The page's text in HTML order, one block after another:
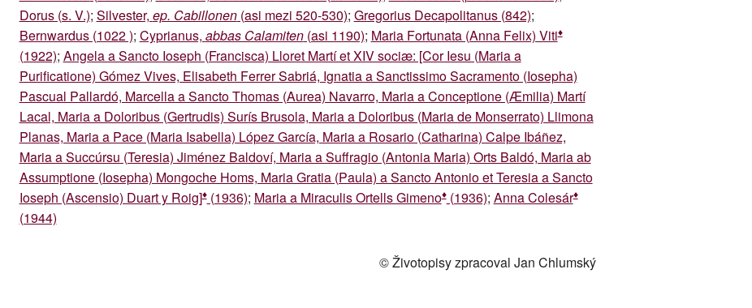
Dorus (s. V.); Silvester, ep. Cabillonen(asi mezi 520-530); Gregorius Decapolitanus (842);
Bernwardus (1022 ); Cyprianus, abbas Calamiten(asi 1190); Maria Fortunata (Anna Felix) Viti♦
(1922); Angela a Sancto Ioseph (Francisca) Lloret Martí et XIV sociæ: [Cor Iesu (Maria a
Purificatione) Gómez Vives, Elisabeth Ferrer Sabriá, Ignatia a Sanctissimo Sacramento (Iosepha)
Pascual Pallardó, Marcella a Sancto Thomas (Aurea) Navarro, Maria a Conceptione (Æmilia) Martí
Lacal, Maria a Doloribus (Gertrudis) Surís Brusola, Maria a Doloribus (Maria de Monserrato) Llimona
Planas, Maria a Pace (Maria Isabella) López García, Maria a Rosario (Catharina) Calpe Ibáñez,
Maria a Succúrsu (Teresia) Jiménez Baldoví, Maria a Suffragio (Antonia Maria) Orts Baldó, Maria ab
Assumptione (Iosepha) Mongoche Homs, Maria Gratia (Paula) a Sancto Antonio et Teresia a Sancto
Ioseph (Ascensio) Duart y Roig]♦(1936); Maria a Miraculis Ortells Gimeno♦(1936); Anna Colesár♦
(1944)
© Životopisy zpracoval Jan Chlumský